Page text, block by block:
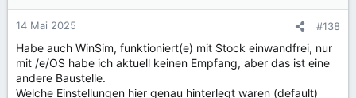
14 Mai 2025 #138
Habe auch WinSim, funktioniert(e) mit Stock einwandfrei, nur
mit /e/OS habe ich aktuell keinen Empfang, aber das ist eine
andere Baustelle.
Welche Einstellungen hier genau hinterlegt waren (default)